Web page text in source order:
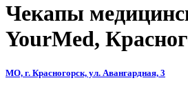
Чекапы
YourMed,
МО, г. Красногорск, ул. Авангардная, 3